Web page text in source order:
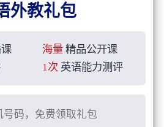
外教礼包
海量 精品公开课
1次 英语能力测评